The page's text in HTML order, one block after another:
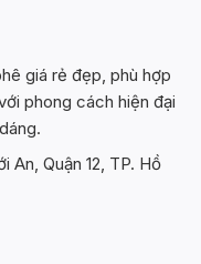
giá rẻ đẹp, phù hợp
phong cách hiện đại
An, Quận 12, TP. Hồ